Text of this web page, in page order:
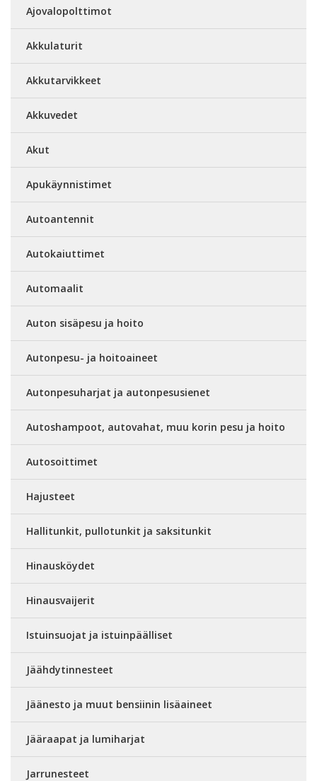
Ajovalopolttimot
Akkulaturit
Akkutarvikkeet
Akkuvedet
Akut
Apukäynnistimet
Autoantennit
Autokaiuttimet
Automaalit
Auton sisäpesu ja hoito
Autonpesu- ja hoitoaineet
Autonpesuharjat ja autonpesusienet
Autoshampoot, autovahat, muu korin pesu ja hoito
Autosoittimet
Hajusteet
Hallitunkit, pullotunkit ja saksitunkit
Hinausköydet
Hinausvaijerit
Istuinsuojat ja istuinpäälliset
Jäähdytinnesteet
Jäänesto ja muut bensiinin lisäaineet
Jääraapat ja lumiharjat
Jarrunesteet